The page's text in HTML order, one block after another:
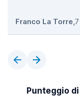
Franco La Torre,
Punteggio